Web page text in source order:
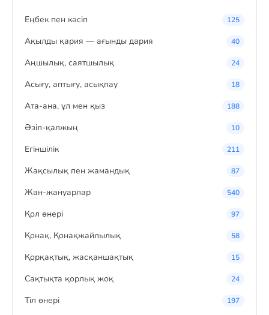
Eңбек пен кәсіп 125
Ақылды қария — ағынды дария 40
Аңшылық, саятшылық 24
Асығу, аптығу, асықпау 18
Ата-ана, ұл мен қыз 188
Әзіл-қалжың 10
Егіншілік 211
Жақсылық пен жамандық 87
Жан-жануарлар 540
Қол өнері 97
Қонақ, Қонақжайлылық 58
Қорқақтық, жасқаншақтық 15
Сақтықта қорлық жоқ 24
Тіл өнері 197